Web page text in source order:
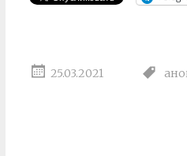
25.03.2021